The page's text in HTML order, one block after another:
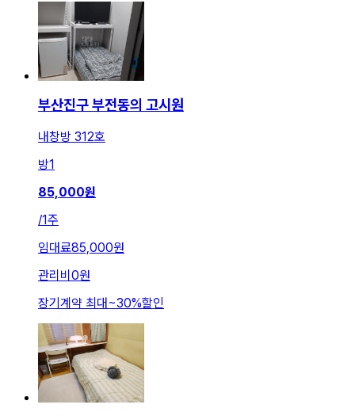
부산진구 부전동의 고시원
내창방 312호
방1
85,000원
/1주
임대료85,000원
관리비 0원
장기계약 최대~30%할인